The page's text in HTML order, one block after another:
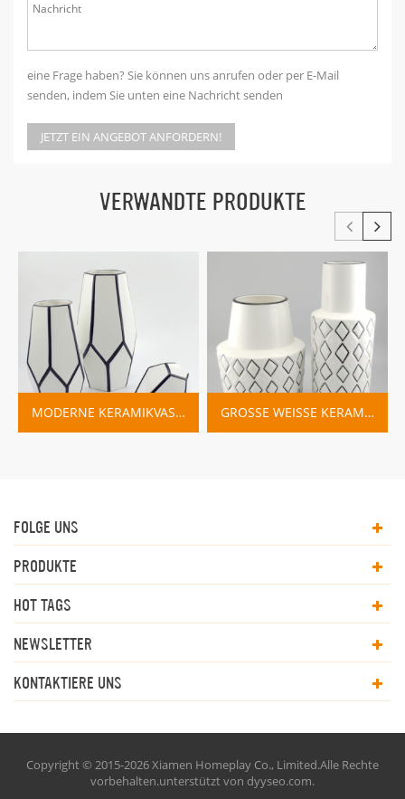
eine Frage haben? Sie können uns anrufen oder per E-Mail
senden, indem Sie unten eine Nachricht senden
JETZT EIN ANGEBOT ANFORDERN!
VERWANDTE PRODUKTE
MODERNE KERAMIKVASE DESIGNS WEISS UND SCHWARZ GROSSE WEISSE KERAMIK VASE HOME DECO
FOLGE UNS
PRODUKTE
HOT TAGS
NEWSLETTER
KONTAKTIERE UNS
Copyright © 2015-2026 Xiamen Homeplay Co., Limited.Alle Rechte
vorbehalten.unterstützt von dyyseo.com.